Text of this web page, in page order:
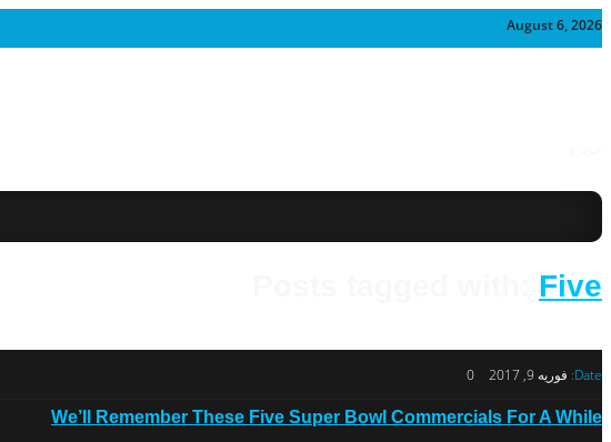
August 6, 2026
Five
Date: فوریه 9, 2017 0
We’ll Remember These Five Super Bowl Commercials For A While